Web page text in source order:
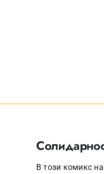
В този комикс